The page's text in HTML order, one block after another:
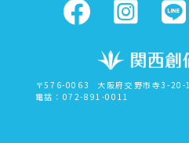
〒576-0063
大阪府交野市寺3-20-1
電話：072-891-0011